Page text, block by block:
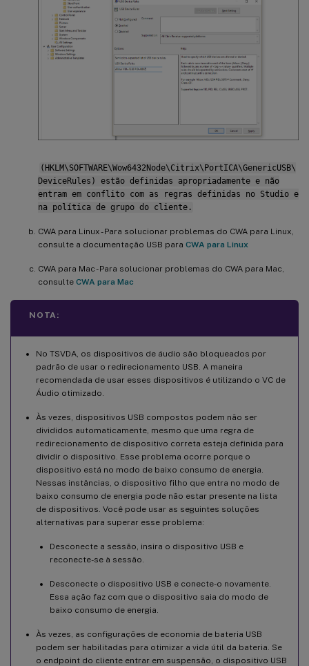
(HKLM\SOFTWARE\Wow6432Node\Citrix\PortICA\GenericUSB\
DeviceRules) estão definidas apropriadamente e não
entram em conflito com as regras definidas no Studio e
na política de grupo do cliente.
CWA para Linux - Para solucionar problemas do CWA para Linux,
consulte a documentação USB para CWA para Linux
CWA para Mac - Para solucionar problemas do CWA para Mac,
consulte CWA para Mac
NOTA:
No TSVDA, os dispositivos de áudio são bloqueados por
padrão de usar o redirecionamento USB. A maneira
recomendada de usar esses dispositivos é utilizando o VC de
Áudio otimizado.
Às vezes, dispositivos USB compostos podem não ser
divididos automaticamente, mesmo que uma regra de
redirecionamento de dispositivo correta esteja definida para
dividir o dispositivo. Esse problema ocorre porque o
dispositivo está no modo de baixo consumo de energia.
Nessas instâncias, o dispositivo filho que entra no modo de
baixo consumo de energia pode não estar presente na lista
de dispositivos. Você pode usar as seguintes soluções
alternativas para superar esse problema:
Desconecte a sessão, insira o dispositivo USB e
reconecte-se à sessão.
Desconecte o dispositivo USB e conecte-o novamente.
Essa ação faz com que o dispositivo saia do modo de
baixo consumo de energia.
Às vezes, as configurações de economia de bateria USB
podem ser habilitadas para otimizar a vida útil da bateria. Se
o endpoint do cliente entrar em suspensão, o dispositivo USB